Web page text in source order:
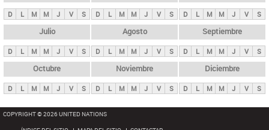
i
p
a
l
s
D L M M J V S D L M M J V S D L M M J V S
Julio
D L M M J V S
Agosto
D L M M J V S
Septiembre
D L M M J V S
Octubre
D L M M J V S
Noviembre
D L M M J V S
Diciembre
D L M M J V S
COPYRIGHT © 2026 UNITED NATIONS